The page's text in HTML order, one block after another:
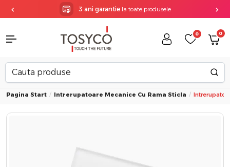
3 ani garantiela toate produsele
0 0
Pagina Start Intrerupatoare Mecanice Cu Rama Sticla Intrerupator